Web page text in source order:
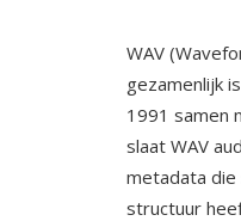
WAV
gezamenlijk
1991 samen
slaat WAV
metadata die
structuur